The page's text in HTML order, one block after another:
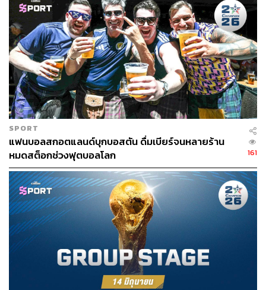
SPORT
แฟนบอลสกอตแลนด์บุกบอสตัน ดื่มเบียร์จนหลายร้าน
หมดสต็อกช่วงฟุตบอลโลก
161